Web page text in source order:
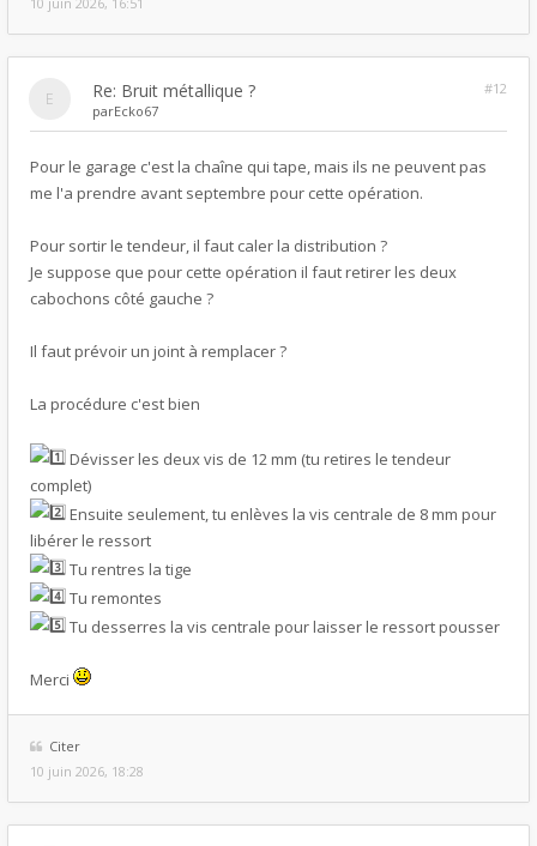
Re: Bruit métallique ?
#12
parEcko67
Pour le garage c'est la chaîne qui tape, mais ils ne peuvent pas
me l'a prendre avant septembre pour cette opération.
Pour sortir le tendeur, il faut caler la distribution ?
Je suppose que pour cette opération il faut retirer les deux
cabochons côté gauche ?
Il faut prévoir un joint à remplacer ?
La procédure c'est bien
Dévisser les deux vis de 12 mm (tu retires le tendeur
complet)
Ensuite seulement, tu enlèves la vis centrale de 8 mm pour
libérer le ressort
Tu rentres la tige
Tu remontes
Tu desserres la vis centrale pour laisser le ressort pousser
Merci
Citer
10 juin 2026, 18:28